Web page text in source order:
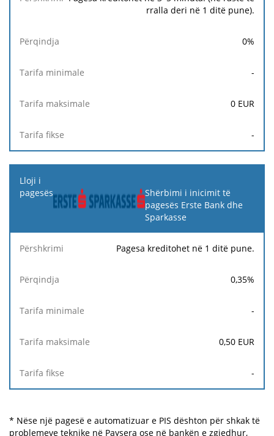
rralla deri në 1 ditë pune).
0%
-
0 EUR
-
Shërbimi i inicimit të
pagesës Erste Bank dhe
Sparkasse
Pagesa kreditohet në 1 ditë pune.
0,35%
-
0,50 EUR
-
* Nëse një pagesë e automatizuar e PIS dështon për shkak të
problemeve teknike në Paysera ose në bankën e zgjedhur,